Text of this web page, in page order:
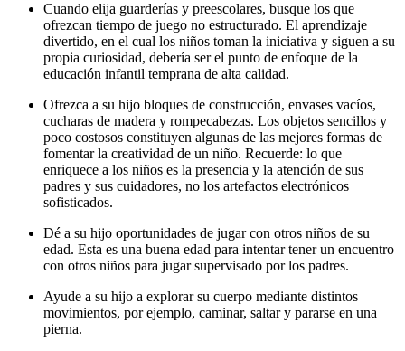
Cuando elija guarderías y preescolares, busque los que
ofrezcan tiempo de juego no estructurado. El aprendizaje
divertido, en el cual los niños toman la iniciativa y siguen a su
propia curiosidad, debería ser el punto de enfoque de la
educación infantil temprana de alta calidad.
Ofrezca a su hijo bloques de construcción, envases vacíos,
cucharas de madera y rompecabezas. Los objetos sencillos y
poco costosos constituyen algunas de las mejores formas de
fomentar la creatividad de un niño. Recuerde: lo que
enriquece a los niños es la presencia y la atención de sus
padres y sus cuidadores, no los artefactos electrónicos
sofisticados.
Dé a su hijo oportunidades de jugar con otros niños de su
edad. Esta es una buena edad para intentar tener un encuentro
con otros niños para jugar supervisado por los padres.
Ayude a su hijo a explorar su cuerpo mediante distintos
movimientos, por ejemplo, caminar, saltar y pararse en una
pierna.